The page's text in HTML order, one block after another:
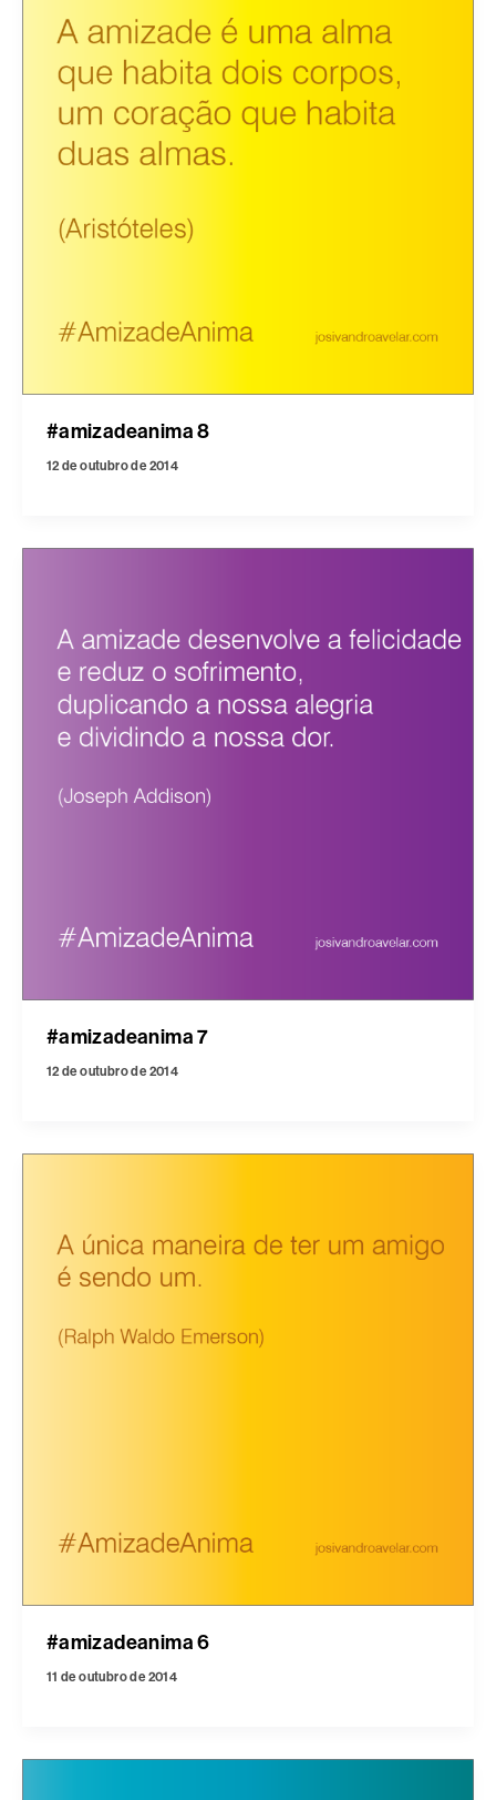
#amizadeanima 8
12 de outubro de 2014
#amizadeanima 7
12 de outubro de 2014
#amizadeanima 6
11 de outubro de 2014